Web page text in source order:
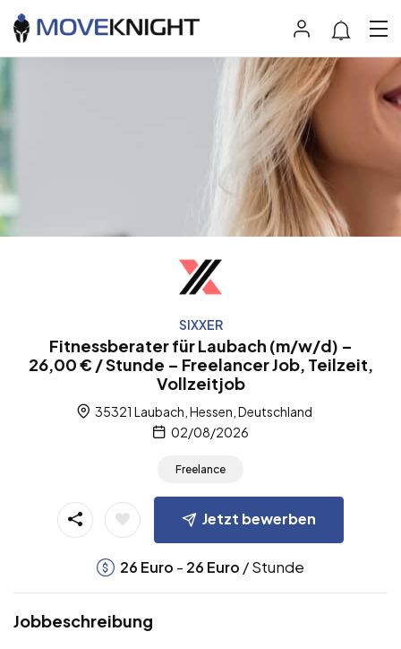
SIXXER
Fitnessberater für Laubach (m/w/d) –
26,00 € / Stunde – Freelancer Job, Teilzeit,
Vollzeitjob
35321 Laubach, Hessen, Deutschland
02/08/2026
Freelance
Jetzt bewerben
26 Euro - 26 Euro / Stunde
Jobbeschreibung